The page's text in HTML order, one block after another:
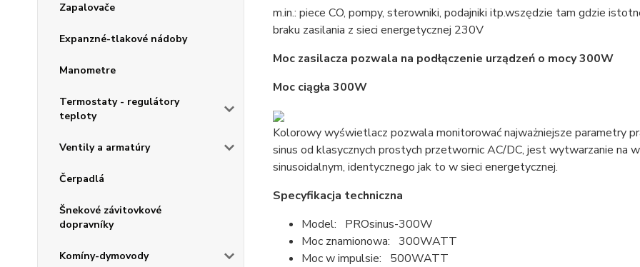
Zapalovače
Expanzné-tlakové nádoby
Manometre
Termostaty - regulátory
teploty
Ventily a armatúry
Čerpadlá
Šnekové závitovkové
dopravníky
Komíny-dymovody
m.in.: piece CO, pompy, sterowniki, podajniki itp.wszędzie tam gdzie
braku zasilania z sieci energetycznej 230V
Moc zasilacza pozwala na podłączenie urządzeń o mocy 300W
Moc ciągła 300W
Kolorowy wyświetlacz pozwala monitorować najważniejsze parametry
sinus od klasycznych prostych przetwornic AC/DC, jest wytwarzanie na
sinusoidalnym, identycznego jak to w sieci energetycznej.
Specyfikacja techniczna
Model: PROsinus-300W
Moc znamionowa: 300WATT
Moc w impulsie: 500WATT